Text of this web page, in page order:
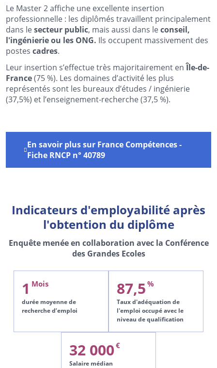
Le Master 2 affiche une excellente insertion
professionnelle : les diplômés travaillent principalement
dans lesecteur public, mais aussi dans leconseil,
l'ingénierie ou les ONG. Ils occupent massivement des
postes cadres.
Leur insertion s’effectue très majoritairement enÎle-de-
France(75 %). Les domaines d’activité les plus
représentés sont les bureaux d’études / ingénierie
(37,5%) et l’enseignement-recherche (37,5 %).
En savoir plus sur France Compétences -
Fiche RNCP n° 40789
Indicateurs d'employabilité après
l'obtention du diplôme
Enquête menée en collaboration avec la Conférence
des Grandes Ecoles
1Mois
durée moyenne de
recherche d’emploi
87,5%
Taux d'adéquation de
l'emploi occupé avec le
niveau de qualification
32 000€
Salaire médian